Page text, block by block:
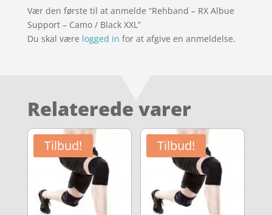
Vær den første til at anmelde “Rehband – RX Albue
Support – Camo / Black XXL”
Du skal være logged in for at afgive en anmeldelse.
Relaterede varer
Tilbud! Tilbud!